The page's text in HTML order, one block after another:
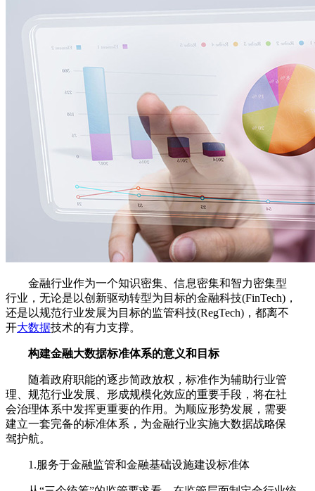
金融行业作为一个知识密集、信息密集和智力密集型
行业，无论是以创新驱动转型为目标的金融科技(FinTech)，
还是以规范行业发展为目标的监管科技(RegTech)，都离不
开大数据技术的有力支撑。
构建金融大数据标准体系的意义和目标
随着政府职能的逐步简政放权，标准作为辅助行业管
理、规范行业发展、形成规模化效应的重要手段，将在社
会治理体系中发挥更重要的作用。为顺应形势发展，需要
建立一套完备的标准体系，为金融行业实施大数据战略保
驾护航。
1.服务于金融监管和金融基础设施建设标准体